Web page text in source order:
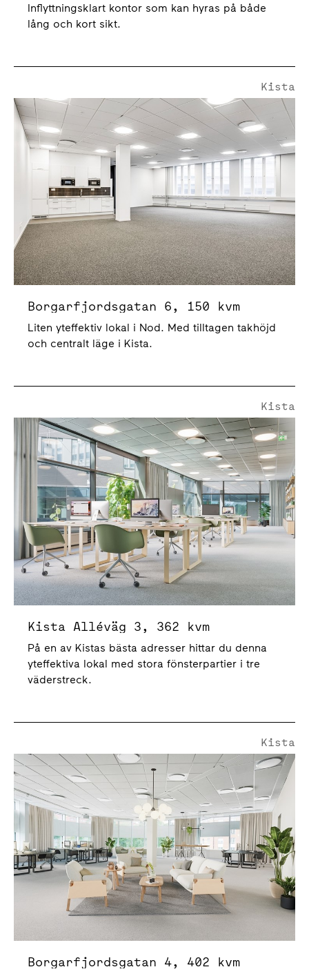
Inflyttningsklart kontor som kan hyras på både
lång och kort sikt.
Borgarfjordsgatan 6
Kista
Borgarfjordsgatan 6, 150 kvm
Liten yteffektiv lokal i Nod. Med tilltagen takhöjd
och centralt läge i Kista.
Kista Alléväg 3
Kista
Kista Alléväg 3, 362 kvm
På en av Kistas bästa adresser hittar du denna
yteffektiva lokal med stora fönsterpartier i tre
väderstreck.
Borgarfjordsgatan 4
Kista
Borgarfjordsgatan 4, 402 kvm